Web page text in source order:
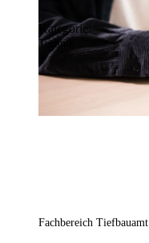
Kategorie:
Technik
Fachbereich Tiefbauamt